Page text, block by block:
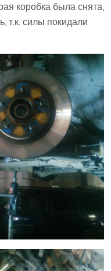
коробка была снята,
т.к. силы покидали